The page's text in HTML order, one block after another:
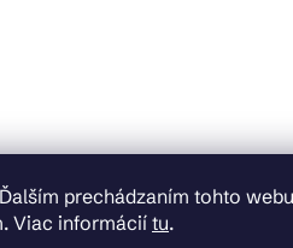
prechádzaním tohto
Viac informácií tu.